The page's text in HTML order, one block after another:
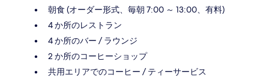
朝食 (オーダー形式、毎朝 7:00 ～ 13:00、有料)
4 か所のレストラン
4 か所のバー / ラウンジ
2 か所のコーヒーショップ
共用エリアでのコーヒー / ティーサービス